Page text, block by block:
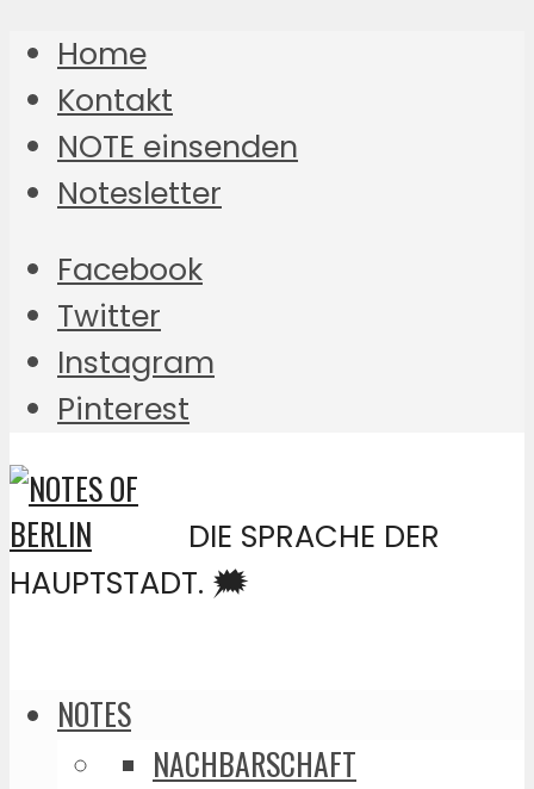
Home
Kontakt
NOTE einsenden
Notesletter
Facebook
Twitter
Instagram
Pinterest
DIE SPRACHE DER
HAUPTSTADT. 🗯️
NOTES
NACHBARSCHAFT